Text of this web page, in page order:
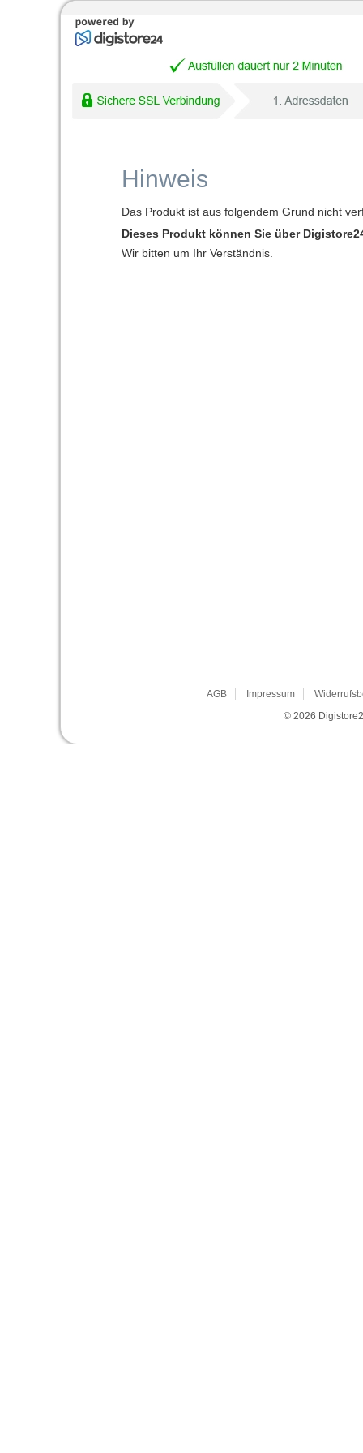
Hinweis
Das Produkt ist aus folgendem Grund nicht
Dieses Produkt können Sie über
Wir bitten um Ihr Verständnis.
AGB Impressum
© 2026